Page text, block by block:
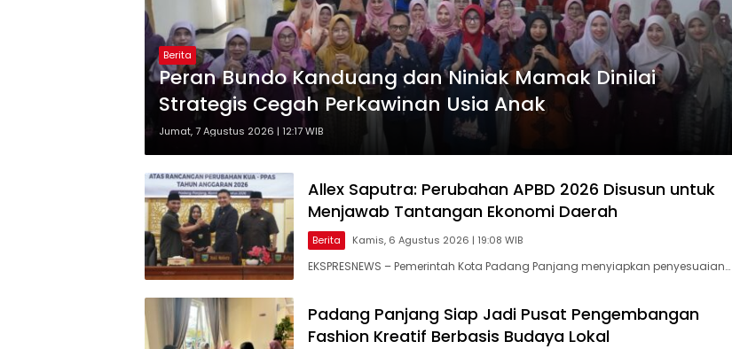
Berita
Peran Bundo Kanduang dan Niniak Mamak Dinilai
Strategis Cegah Perkawinan Usia Anak
Jumat, 7 Agustus 2026 | 12:17 WIB
Allex Saputra: Perubahan APBD 2026 Disusun untuk
Menjawab Tantangan Ekonomi Daerah
Berita Kamis, 6 Agustus 2026 | 19:08 WIB
EKSPRESNEWS – Pemerintah Kota Padang Panjang menyiapkan penyesuaian…
Padang Panjang Siap Jadi Pusat Pengembangan
Fashion Kreatif Berbasis Budaya Lokal